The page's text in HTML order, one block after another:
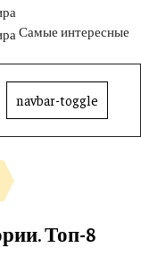
Самые интересные
navbar-toggle
Топ-8